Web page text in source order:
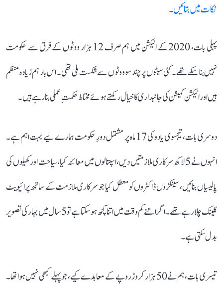
نکات میں بتائیں۔
پہلی بات، 2020 کے الیکشن میں ہم صرف 12 ہزار ووٹوں کے فرق سے حکومت
نہیں بنا سکے تھے۔ کئی سیٹوں پر چند سو ووٹوں سے شکست ملی تھی۔ اس بار ہم زیادہ منظم
ہیں اور الیکشن کمیشن کی جانبداری کا خیال رکھتے ہوئے محتاط حکمتِ عملی بنا رہے ہیں۔
دوسری بات، تیجسوی یادو کی 17 ماہ پر مشتمل دورِ حکومت ہمارے لیے بہت اہم ہے۔
انہوں نے 5 لاکھ سرکاری ملازمتیں دیں، اسپتالوں میں معائنہ کیا، سیاحت اور کھیلوں کی
پالیسیاں بنائیں، سینکڑوں ڈاکٹروں کو معطل کیا جو سرکاری ملازمت کے ساتھ پرائیویٹ
کلینک چلا رہے تھے۔ اگر اتنے کم وقت میں اتنا کچھ ہو سکتا ہے تو 5 سال میں بہار کی تصویر
بدل سکتی ہے۔
تیسری بات، ہم نے 50 ہزار کروڑ روپے کے معاہدے کیے، جو پہلے کبھی نہیں ہوا تھا۔